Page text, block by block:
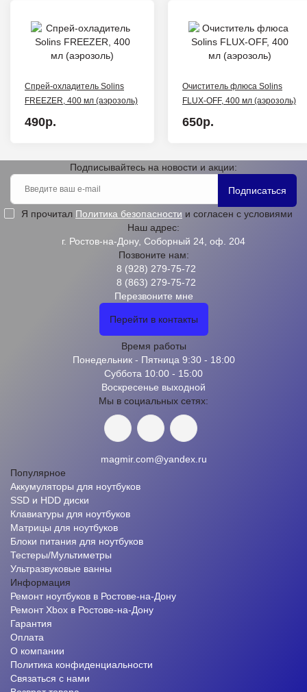
Спрей-охладитель Solins
FREEZER, 400 мл (аэрозоль)
490р.
Очиститель флюса Solins
FLUX-OFF, 400 мл (аэрозоль)
650р.
Подписывайтесь на новости и акции:
Подписаться
Я прочитал Политика безопасности и согласен с условиями
Наш адрес:
г. Ростов-на-Дону, Соборный 24, оф. 204
Позвоните нам:
8 (928) 279-75-72
8 (863) 279-75-72
Перезвоните мне
Перейти в контакты
Время работы
Понедельник - Пятница 9:30 - 18:00
Суббота 10:00 - 15:00
Воскресенье выходной
Мы в социальных сетях:
magmir.com@yandex.ru
Популярное
Аккумуляторы для ноутбуков
SSD и HDD диски
Клавиатуры для ноутбуков
Матрицы для ноутбуков
Блоки питания для ноутбуков
Тестеры/Мультиметры
Ультразвуковые ванны
Информация
Ремонт ноутбуков в Ростове-на-Дону
Ремонт Xbox в Ростове-на-Дону
Гарантия
Оплата
О компании
Политика конфиденциальности
Связаться с нами